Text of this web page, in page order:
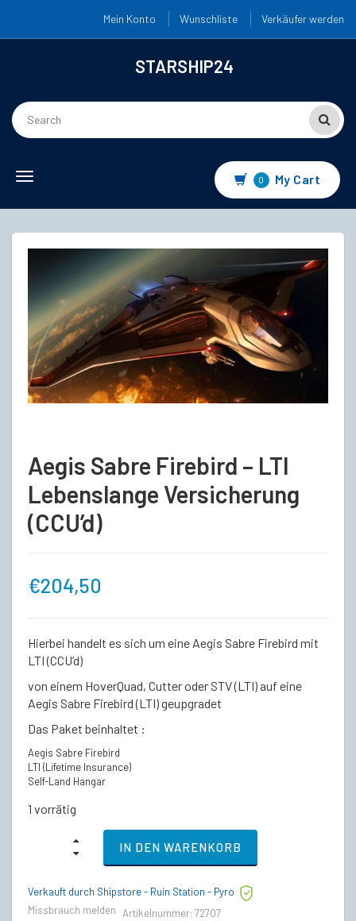
Mein Konto Wunschliste Verkäufer werden
STARSHIP24
Toggle
0 My Cart
Aegis Sabre Firebird – LTI
Lebenslange Versicherung
(CCU’d)
€204,50
Hierbei handelt es sich um eine Aegis Sabre Firebird mit
LTI (CCU’d)
von einem HoverQuad, Cutter oder STV (LTI) auf eine
Aegis Sabre Firebird (LTI) geupgradet
Das Paket beinhaltet :
Aegis Sabre Firebird
LTI (Lifetime Insurance)
Self-Land Hangar
1 vorrätig
LTI
Lebenslange
IN DEN WARENKORB
Verkauft durch Shipstore - Ruin Station - Pyro
Missbrauch melden Artikelnummer: 72707